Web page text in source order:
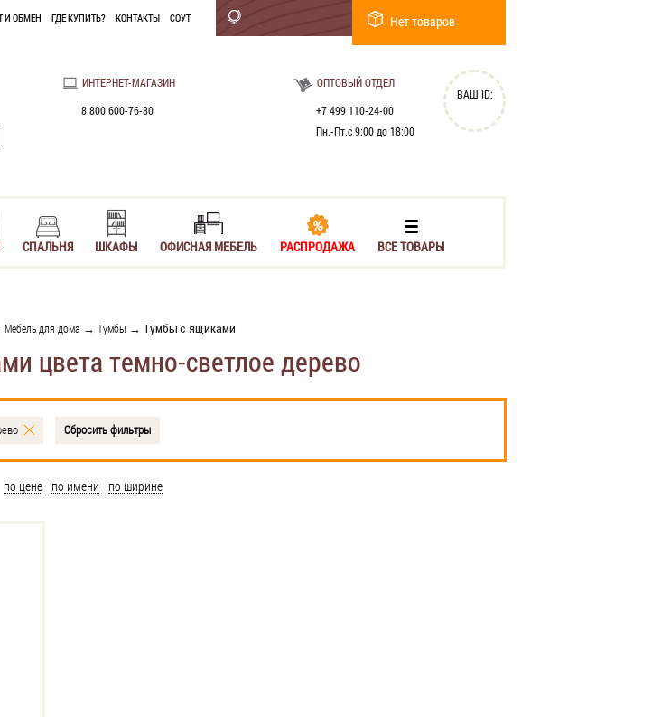
И ОБМЕН ГДЕ КУПИТЬ? КОНТАКТЫ СОУТ Нет товаров
ИНТЕРНЕТ-МАГАЗИН
8 800 600-76-80
ОПТОВЫЙ ОТДЕЛ
+7 499 110-24-00
Пн.-Пт.с 9:00 до 18:00
ВАШ ID:
СПАЛЬНЯ ШКАФЫ ОФИСНАЯ МЕБЕЛЬ РАСПРОДАЖА ВСЕ ТОВАРЫ
Мебель для дома → Тумбы → Тумбы с ящиками
цвета темно-светлое дерево
Сбросить фильтры
по цене по имени по ширине